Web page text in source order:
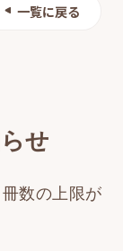
一覧に戻る
せ
数の上限が